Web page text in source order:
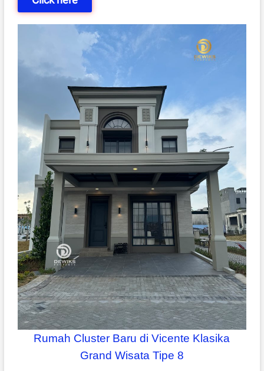
Rumah Cluster Baru di Vicente Klasika
Grand Wisata Tipe 8